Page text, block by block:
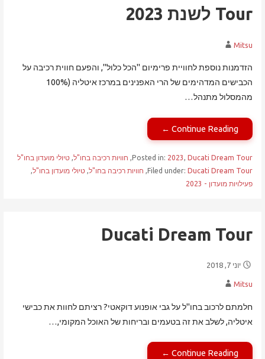
Tour לשנת 2023
Mitsu
הזדמנות נוספת לחוויית פרימיום "הכל כלול", והפעם חווית רכיבה על
הכבישים המדהימים של הרי האפנינים במרכז איטליה (100%
מהמסלול מתנהל…
Continue Reading ←
Posted in: 2023, Ducati Dream Tour
, חוויות רכיבה בחו"ל, טיולי מועדון בחו"ל
Filed under: Ducati Dream Tour
, חוויות רכיבה בחו"ל, טיולי מועדון בחו"ל,
פעילויות מועדון - 2023
Ducati Dream Tour
יוני 7, 2018
Mitsu
חלמתם לרכוב בחו"ל על גבי אופנוע דוקאטי? רציתם לחוות את כבישי
איטליה, לשלב את זה בטעמים ובריחות של האוכל המקומי,…
Continue Reading ←